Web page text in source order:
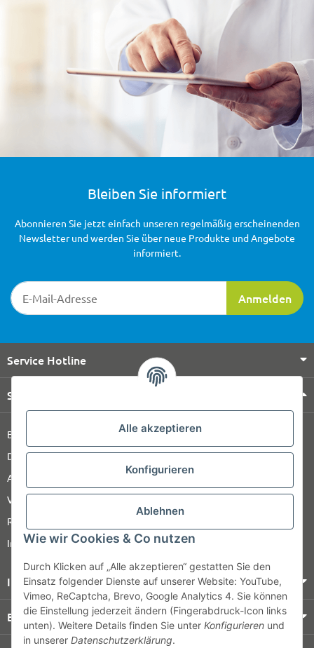
Alle akzeptieren
Konfigurieren
Ablehnen
Wie wir Cookies & Co nutzen
Durch Klicken auf „Alle akzeptieren“ gestatten Sie den
Einsatz folgender Dienste auf unserer Website: YouTube,
Vimeo, ReCaptcha, Brevo, Google Analytics 4. Sie können
die Einstellung jederzeit ändern (Fingerabdruck-Icon links
unten). Weitere Details finden Sie unter Konfigurieren und
in unserer Datenschutzerklärung.
Bleiben Sie informiert
Newsletter-Registrierung
Anmelden
Abonnieren Sie jetzt einfach unseren regelmäßig erscheinenden
Newsletter und werden Sie über neue Produkte und Angebote
informiert.
Service Hotline
Shop Service
Barrierefreiheitserklärung
Datenschutz
AGB
Versandinformationen
Retour
Impressum
Informationen
Bezahlung & Versand